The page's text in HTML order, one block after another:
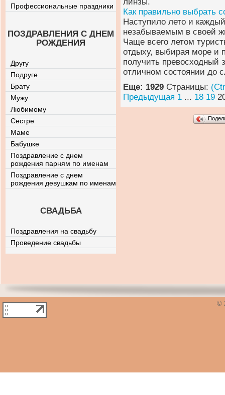
Как правильно выбрать
Наступило лето и
незабываемым в своей
Чаще всего летом
отдыху, выбирая море и
получить превосходный
отличном состоянии до
Еще: 1929 Страницы:
Предыдущая 1 ... 18 19
Профессиональные праздники
ПОЗДРАВЛЕНИЯ С ДНЕМ
РОЖДЕНИЯ
Другу
Подруге
Брату
Мужу
Любимому
Сестре
Маме
Бабушке
Поздравление с днем
рождения парням по именам
Поздравление с днем
рождения девушкам по именам
СВАДЬБА
Поздравления на свадьбу
Проведение свадьбы
©